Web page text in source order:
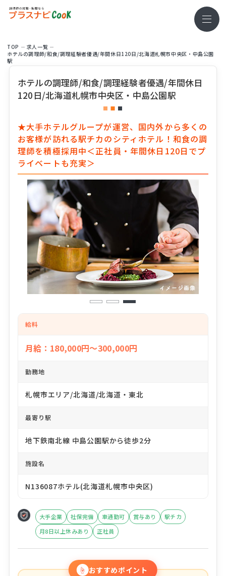
TOP
求⼈⼀覧
ホテルの調理師/和食/調理経験者優遇/年間休日120日/北海道札幌市中央区・中島公園
駅
ホテルの調理師/和食/調理経験者優遇/年間休日
120日/北海道札幌市中央区・中島公園駅
★大手ホテルグループが運営、国内外から多くの
お客様が訪れる駅チカのシティホテル！和食の調
理師を積極採用中＜正社員・年間休日120日でプ
ライベートも充実＞
1 2 3
給料
月給：180,000円～300,000円
勤務地
札幌市エリア/北海道/北海道・東北
最寄り駅
地下鉄南北線 中島公園駅から徒歩2分
施設名
N136087ホテル(北海道札幌市中央区)
大手企業 社保完備 車通勤可 賞与あり
駅チカ
月8日以上休みあり
正社員
☝ おすすめポイント